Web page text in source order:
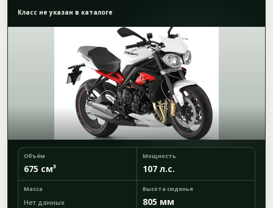
Класс не указан в каталоге
Объём
675 см³
Мощность
107 л.с.
Масса
Нет данных
Высота сиденья
805 мм